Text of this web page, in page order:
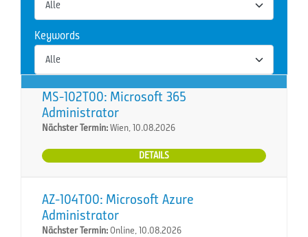
Keywords
MS-102T00: Microsoft 365
Administrator
Nächster Termin:Wien, 10.08.2026
DETAILS
AZ-104T00: Microsoft Azure
Administrator
Nächster Termin:Online, 10.08.2026